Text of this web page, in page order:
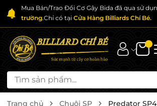
Mua Bán/Trao Đổi Cơ Gậy Bida đã qua sử
trường.Chỉ có tại Cửa Hàng Billiards Chí Bé.
Trang chủ Chuôi SP
Predator